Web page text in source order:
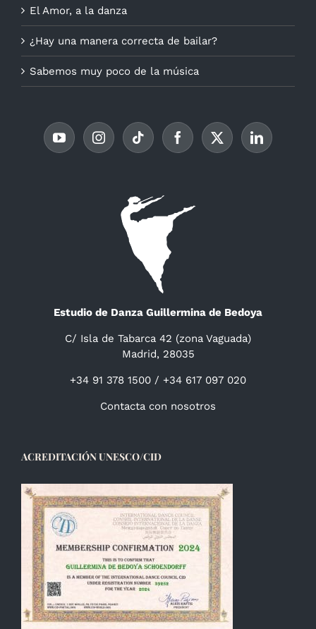
El Amor, a la danza
¿Hay una manera correcta de bailar?
Sabemos muy poco de la música
Estudio de Danza Guillermina de Bedoya
C/ Isla de Tabarca 42 (zona Vaguada)
Madrid, 28035
+34 91 378 1500 / +34 617 097 020
Contacta con nosotros
ACREDITACIÓN UNESCO/CID